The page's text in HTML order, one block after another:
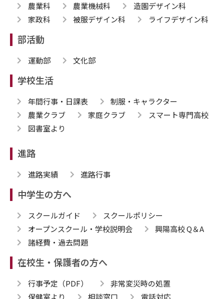
農業科 農業機械科
造園デザイン科
家政科
被服デザイン科 ライフデザイン科
部活動
運動部 文化部
学校生活
年間行事・日課表
制服・キャラクター
農業クラブ
家庭クラブ
スマート専門高校
図書室より
進路
進路実績 進路行事
中学生の方へ
スクールガイド
スクールポリシー
オープンスクール・学校説明会
興陽高校 Q＆A
諸経費・過去問題
在校生・保護者の方へ
行事予定（PDF）
非常変災時の処置
保健室より
相談窓口 電話対応